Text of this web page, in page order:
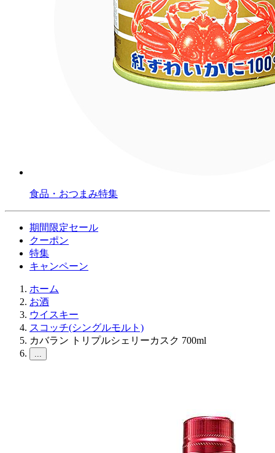
食品・おつまみ特集
期間限定セール
クーポン
特集
キャンペーン
ホーム
お酒
ウイスキー
スコッチ(シングルモルト)
カバラン トリプルシェリーカスク 700ml
...